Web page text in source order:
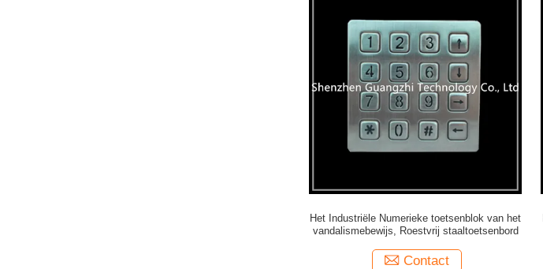
Het Industriële Numerieke toetsenblok van het
vandalismebewijs, Roestvrij staaltoetsenbord
Contact